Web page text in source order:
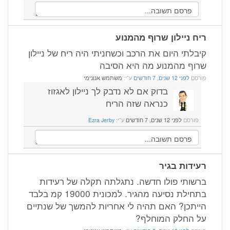
ריח ניילון שרוף מהמנוע
קיבלתי היום את הרכב וכשחניתי היה ריח של ניילון
שרוף מהמנוע מה היא הסיבה
פורסם לפני 12 שנים, 7 חודשים ע"י: משתמש אנונימי
בדוק אם לא נדבק לך ניילון לאגזוז
כנראה שזה הריח
פורסם לפני 12 שנים, 7 חודשים ע"י: Ezra Jerby
רעידות בגיר
ברשותי פולו חדשה. נתגלתה תקלה של רעידות
בתחילת נסיעה מהגיר. למכונית 19000 קמ בלבד
הייתכן? האם תהיה לי אחריות להמשך של שנתיים
על החלק המוחלף?